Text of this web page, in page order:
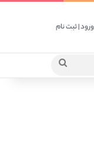
ورود | ثبت نام
جستجو